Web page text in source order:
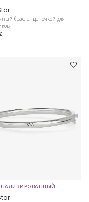
браслет цепочкой для